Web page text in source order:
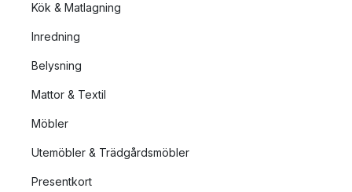
Kök & Matlagning
Inredning
Belysning
Mattor & Textil
Möbler
Utemöbler & Trädgårdsmöbler
Presentkort